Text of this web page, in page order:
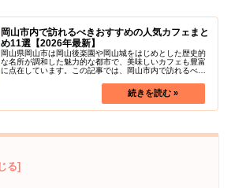
岡山市内で訪れるべきおすすめの人気カフェまと
め11選【2026年最新】
岡山県岡山市は岡山後楽園や岡山城をはじめとした歴史的
な名所が調和した魅力的な都市で、美味しいカフェも豊富
に点在しています。この記事では、岡山市内で訪れるべき
ごすのに最適なカフェから、絶品の...